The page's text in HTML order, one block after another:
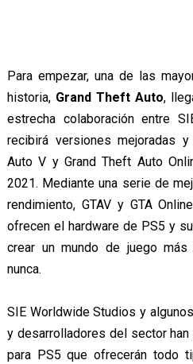
Para empezar, una de las
historia, Grand Theft Auto,
estrecha colaboración entre
recibirá versiones mejoradas
Auto V y Grand Theft Auto
2021. Mediante una serie de
rendimiento, GTAV y GTA
ofrecen el hardware de PS5 y
crear un mundo de juego
nunca.
SIE Worldwide Studios y
y desarrolladores del sector
para PS5 que ofrecerán todo